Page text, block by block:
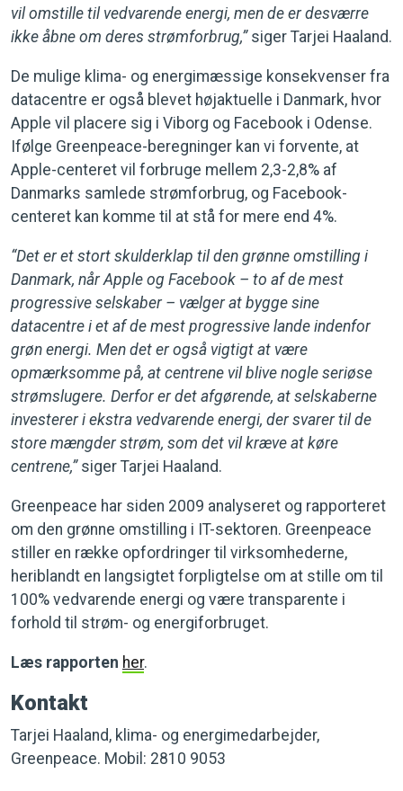
vil omstille til vedvarende energi, men de er desværre
ikke åbne om deres strømforbrug,”siger Tarjei Haaland.
De mulige klima- og energimæssige konsekvenser fra
datacentre er også blevet højaktuelle i Danmark, hvor
Apple vil placere sig i Viborg og Facebook i Odense.
Ifølge Greenpeace-beregninger kan vi forvente, at
Apple-centeret vil forbruge mellem 2,3-2,8% af
Danmarks samlede strømforbrug, og Facebook-
centeret kan komme til at stå for mere end 4%.
“Det er et stort skulderklap til den grønne omstilling i
Danmark, når Apple og Facebook – to af de mest
progressive selskaber – vælger at bygge sine
datacentre i et af de mest progressive lande indenfor
grøn energi. Men det er også vigtigt at være
opmærksomme på, at centrene vil blive nogle seriøse
strømslugere. Derfor er det afgørende, at selskaberne
investerer i ekstra vedvarende energi, der svarer til de
store mængder strøm, som det vil kræve at køre
centrene,”siger Tarjei Haaland.
Greenpeace har siden 2009 analyseret og rapporteret
om den grønne omstilling i IT-sektoren. Greenpeace
stiller en række opfordringer til virksomhederne,
heriblandt en langsigtet forpligtelse om at stille om til
100% vedvarende energi og være transparente i
forhold til strøm- og energiforbruget.
Læs rapporten her.
Kontakt
Tarjei Haaland, klima- og energimedarbejder,
Greenpeace. Mobil: 2810 9053